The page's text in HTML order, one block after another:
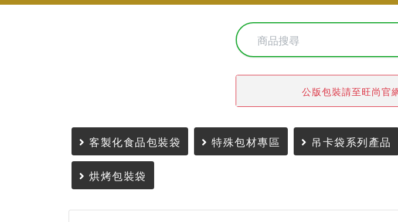
公版包裝請至旺尚官
客製化食品包裝袋 特殊包材專區 吊卡袋系列產品
烘烤包裝袋